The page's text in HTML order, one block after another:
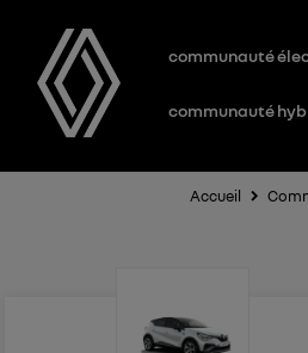
communauté
communauté
Accueil